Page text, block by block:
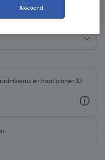
en haal binnen 10
Akkoord